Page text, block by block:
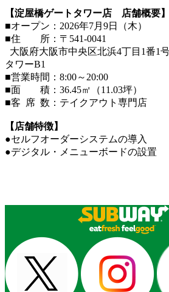
【淀屋橋ゲートタワー店 店舗概要】
■オープン：2026年7月9日（木）
■住 所：〒541-0041
大阪府大阪市中央区北浜4丁目1番1
タワーB1
■営業時間：8:00～20:00
■面 積：36.45㎡（11.03坪）
■客 席 数：テイクアウト専門店
【店舗特徴】
●セルフオーダーシステムの導入
●デジタル・メニューボードの設置